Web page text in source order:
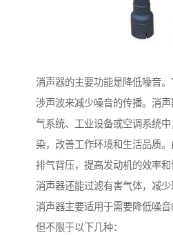
消声器的主要功能是降低噪音
涉声波来减少噪音的传播。消
气系统、工业设备或空调系统
染，改善工作环境和生活品质
排气背压，提高发动机的效率和
消声器还能过滤有害气体，减少
消声器主要适用于需要降低噪
但不限于以下几种：